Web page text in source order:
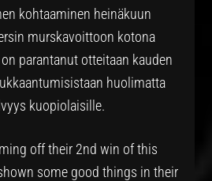
kohtaaminen heinäkuun
murskavoittoon kotona
parantanut otteitaan kauden
huolimatta
kuopiolaisille.
off their 2nd win of this
some good things in their